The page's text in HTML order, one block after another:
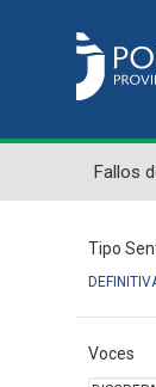
Fallos
Tipo
Voces